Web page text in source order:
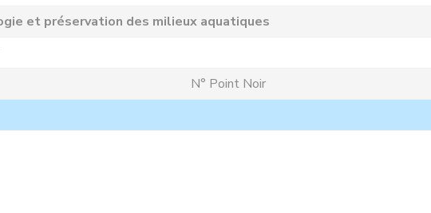
et préservation des milieux aquatiques
N° Point Noir